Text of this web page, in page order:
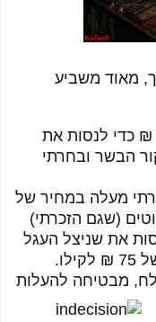
מאוד משביע
בסיום הערב קיבלתי שובר ע"ס 150 ₪ כדי לנסות את
הבשר ובחרתי
מעלה במחיר של
(שגם הזכרתי)
לנסות את שניצל העגל
של המשק שמגיע פרוס דק במחיר של 75 ₪ לקילו.
מבטיחה להעלות